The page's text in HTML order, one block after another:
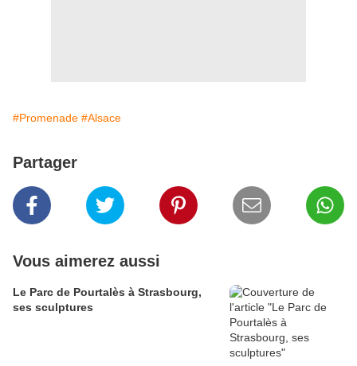
#Promenade #Alsace
Partager
Vous aimerez aussi
Le Parc de Pourtalès à Strasbourg,
ses sculptures